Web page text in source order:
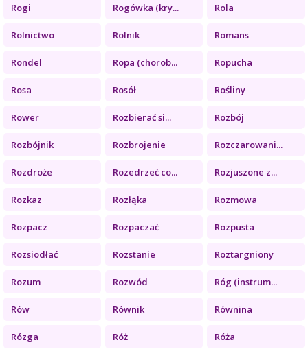
Rogi Rogówka (kry... Rola
Rolnictwo Rolnik Romans
Rondel Ropa (chorob... Ropucha
Rosa Rosół Rośliny
Rower Rozbierać si... Rozbój
Rozbójnik Rozbrojenie Rozczarowani...
Rozdroże Rozedrzeć co... Rozjuszone z...
Rozkaz Rozłąka Rozmowa
Rozpacz Rozpaczać Rozpusta
Rozsiodłać Rozstanie Roztargniony
Rozum Rozwód Róg (instrum...
Rów Równik Równina
Rózga Róż Róża